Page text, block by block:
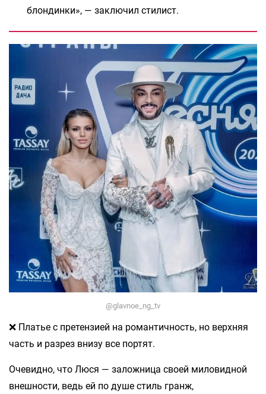
блондинки», — заключил стилист.
@glavnoe_ng_tv
❌ Платье с претензией на романтичность, но верхняя
часть и разрез внизу все портят.
Очевидно, что Люся — заложница своей миловидной
внешности, ведь ей по душе стиль гранж,